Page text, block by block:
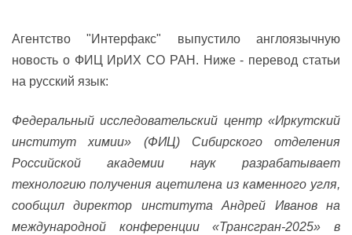
Агентство "Интерфакс" выпустило англоязычную
новость о ФИЦ ИрИХ СО РАН. Ниже - перевод статьи
на русский язык:
Федеральный исследовательский центр «Иркутский
институт химии» (ФИЦ) Сибирского отделения
Российской академии наук разрабатывает
технологию получения ацетилена из каменного угля,
сообщил директор института Андрей Иванов на
международной конференции «Трансгран-2025» в